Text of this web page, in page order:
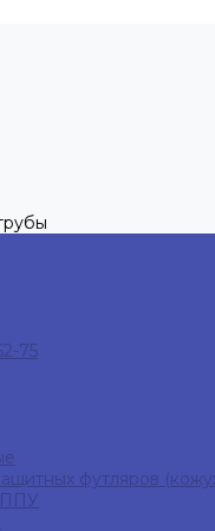
75
футляров
ППУ